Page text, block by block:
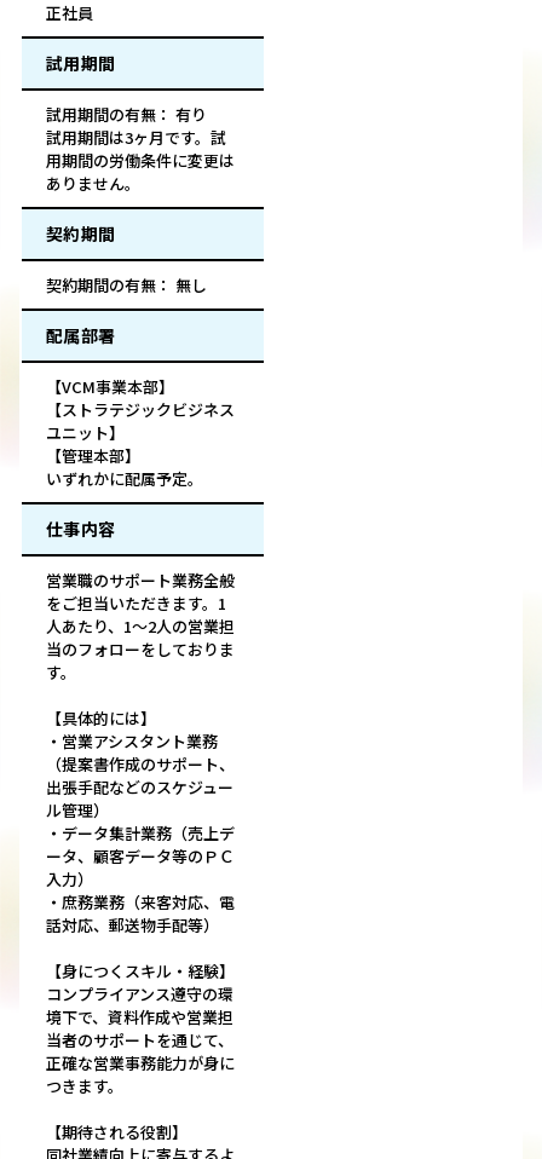
正社員
試用期間
試用期間の有無： 有り
試用期間は3ヶ月です。試
用期間の労働条件に変更は
ありません。
契約期間
契約期間の有無： 無し
配属部署
【VCM事業本部】
【ストラテジックビジネス
ユニット】
【管理本部】
いずれかに配属予定。
仕事内容
営業職のサポート業務全般
をご担当いただきます。1
人あたり、1～2人の営業担
当のフォローをしておりま
す。
【具体的には】
・営業アシスタント業務
（提案書作成のサポート、
出張手配などのスケジュー
ル管理）
・データ集計業務（売上デ
ータ、顧客データ等のＰＣ
入力）
・庶務業務（来客対応、電
話対応、郵送物手配等）
【身につくスキル・経験】
コンプライアンス遵守の環
境下で、資料作成や営業担
当者のサポートを通じて、
正確な営業事務能力が身に
つきます。
【期待される役割】